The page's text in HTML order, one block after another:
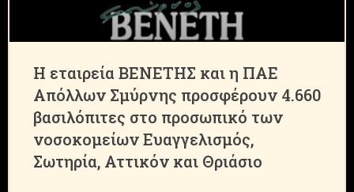
Η εταιρεία ΒΕΝΕΤΗΣ και η ΠΑΕ
Απόλλων Σμύρνης προσφέρουν 4.660
βασιλόπιτες στο προσωπικό των
νοσοκομείων Ευαγγελισμός,
Σωτηρία, Αττικόν και Θριάσιο